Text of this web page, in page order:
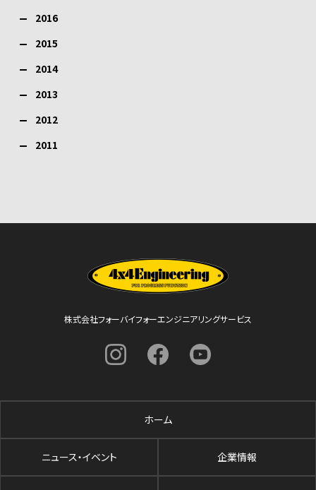
2016
2015
2014
2013
2012
2011
株式会社フォーバイフォーエンジニアリングサービス
ホーム
ニュース・イベント 企業情報